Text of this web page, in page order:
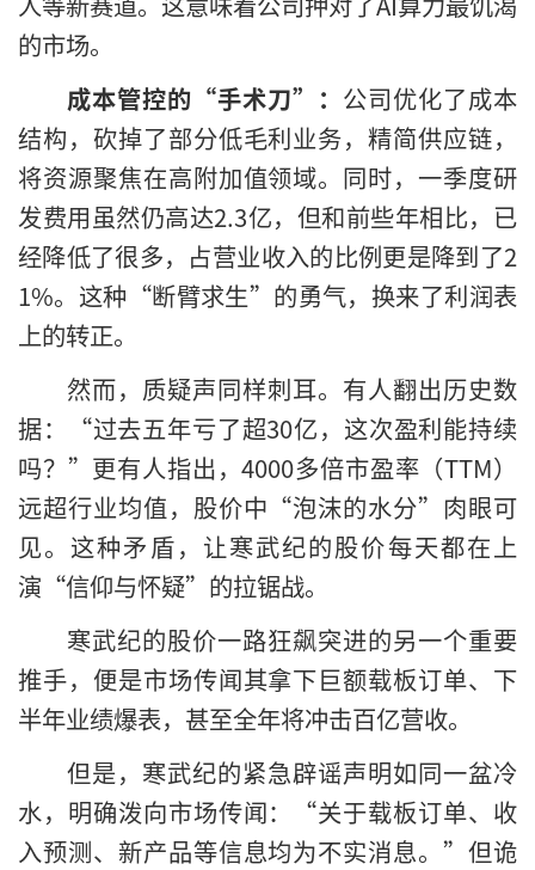
的市场。
成本管控的“手术刀”： 公司优化了成本
结构，砍掉了部分低毛利业务，精简供应链，
将资源聚焦在高附加值领域。同时，一季度研
发费用虽然仍高达2.3亿，但和前些年相比，已
经降低了很多，占营业收入的比例更是降到了2
1%。这种“断臂求生”的勇气，换来了利润表
上的转正。
然而，质疑声同样刺耳。有人翻出历史数
据：“过去五年亏了超30亿，这次盈利能持续
吗？”更有人指出，4000多倍市盈率（TTM）
远超行业均值，股价中“泡沫的水分”肉眼可
见。这种矛盾，让寒武纪的股价每天都在上
演“信仰与怀疑”的拉锯战。
寒武纪的股价一路狂飙突进的另一个重要
推手，便是市场传闻其拿下巨额载板订单、下
半年业绩爆表，甚至全年将冲击百亿营收。
但是，寒武纪的紧急辟谣声明如同一盆冷
水，明确泼向市场传闻：“关于载板订单、收
入预测、新产品等信息均为不实消息。”但诡